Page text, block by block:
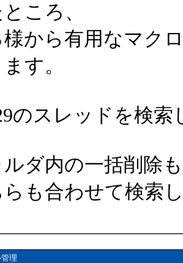
ころ、
から有用なマク
す。
のスレッドを検
ルダ内の一括削除
らも合わせて検索
理